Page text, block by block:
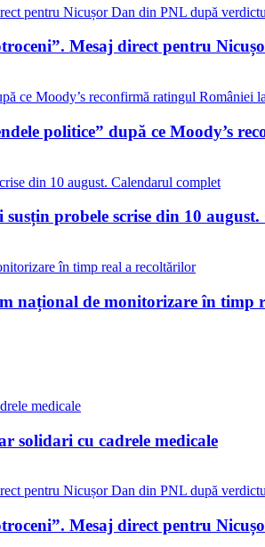
Mesaj direct pentru
politice” după ce Moody’s
probele scrise din 10
național de monitorizare în timp
solidari cu cadrele medicale
Mesaj direct pentru